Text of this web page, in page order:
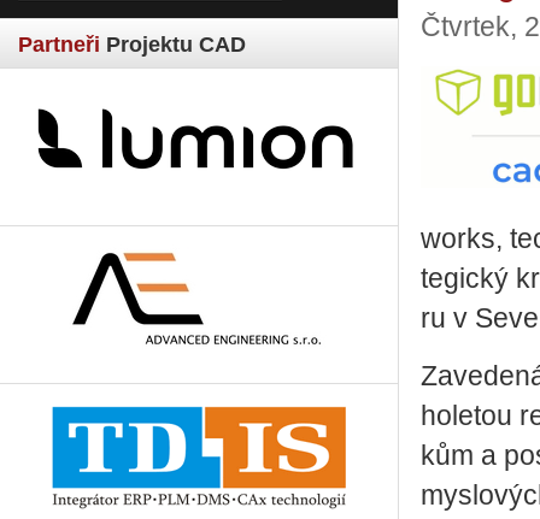
Partneři Projektu CAD
Čtvrtek,
works,
te­gic­ký
ru v
ho­le­tou
kům a